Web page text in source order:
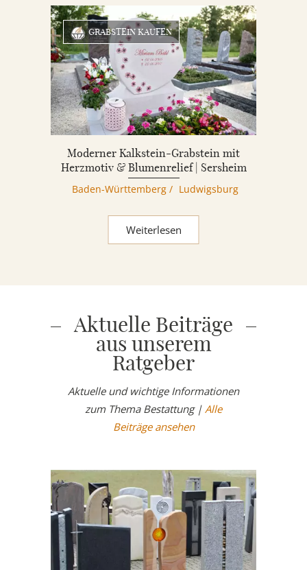
GRABSTEIN KAUFEN
Moderner Kalkstein-Grabstein mit
Herzmotiv & Blumenrelief | Sersheim
Baden-Württemberg / Ludwigsburg
Weiterlesen
Aktuelle Beiträge
aus unserem
Ratgeber
Aktuelle und wichtige Informationen
zum Thema Bestattung | Alle
Beiträge ansehen